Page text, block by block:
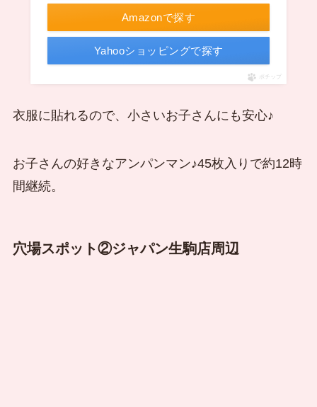
Amazonで探す
Yahooショッピングで探す
ポチップ
衣服に貼れるので、小さいお子さんにも安心♪
お子さんの好きなアンパンマン♪45枚入りで約12時
間継続。
穴場スポット②ジャパン生駒店周辺